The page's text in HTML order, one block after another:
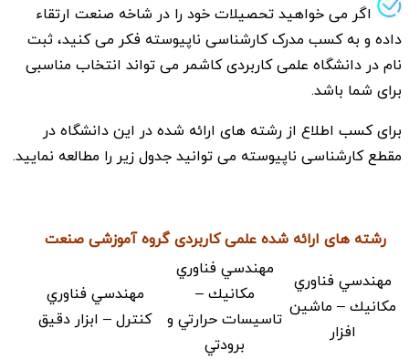
اگر می خواهید تحصیلات خود را در شاخه صنعت ارتقاء
داده و به کسب مدرک کارشناسی ناپیوسته فکر می کنید، ثبت
نام در دانشگاه علمی کاربردی کاشمر می تواند انتخاب مناسبی
برای شما باشد.
برای کسب اطلاع از رشته های ارائه شده در این دانشگاه در
مقطع کارشناسی ناپیوسته می توانید جدول زیر را مطالعه نمایید.
رشته های ارائه شده علمی کاربردی گروه آموزشی صنعت
مهندسي فناوري
مكانيك – ماشين
افزار
مهندسي فناوري
مكانيك –
تاسيسات حرارتي و
برودتي
مهندسي فناوري
كنترل – ابزار دقيق